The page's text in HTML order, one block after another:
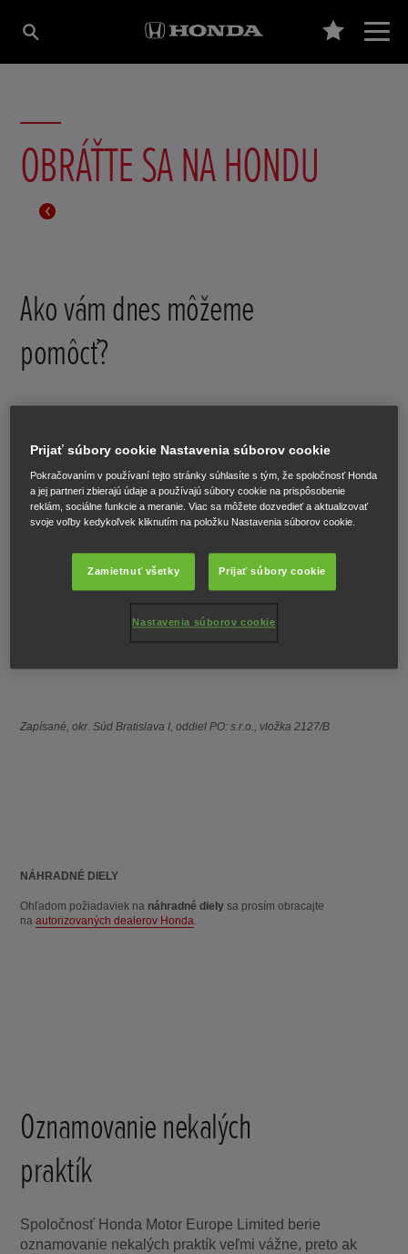
OBRÁŤTE SA NA HONDU
Ako vám dnes môžeme
pomôcť?
Honda Motor Europe Limited Slovensko, organizačná zložka
Cesta na Senec 2/A
821 04 Bratislava
IČO: 46814281
info.sk@honda-eu.com
Telefón: +421 232 131 111
Zapísané, okr. Súd Bratislava I, oddiel PO: s.r.o., vložka 2127/B
NÁHRADNÉ DIELY
Ohľadom požiadaviek na náhradné diely sa prosím obracajte
naautorizovaných dealerov Honda.
Oznamovanie nekalých
praktík
Spoločnosť Honda Motor Europe Limited berie
oznamovanie nekalých praktík veľmi vážne, preto ak
Prijať súbory cookie Nastavenia súborov cookie
Pokračovaním v používaní tejto stránky súhlasíte s tým, že spoločnosť Honda
a jej partneri zbierajú údaje a používajú súbory cookie na prispôsobenie
reklám, sociálne funkcie a meranie. Viac sa môžete dozvedieť a aktualizovať
svoje voľby kedykoľvek kliknutím na položku Nastavenia súborov cookie.
Zamietnuť všetky Prijať súbory cookie
Nastavenia súborov cookie